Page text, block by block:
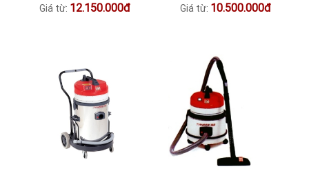
Giá từ: 12.150.000đ Giá từ: 10.500.000đ